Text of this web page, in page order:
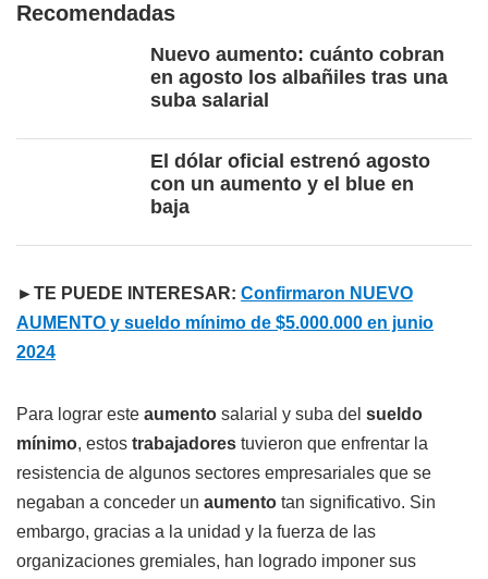
Recomendadas
Nuevo aumento: cuánto cobran
en agosto los albañiles tras una
suba salarial
El dólar oficial estrenó agosto
con un aumento y el blue en
baja
►TE PUEDE INTERESAR: Confirmaron NUEVO
AUMENTO y sueldo mínimo de $5.000.000 en junio
2024
Para lograr este aumento salarial y suba del sueldo
mínimo, estos trabajadores tuvieron que enfrentar la
resistencia de algunos sectores empresariales que se
negaban a conceder un aumento tan significativo. Sin
embargo, gracias a la unidad y la fuerza de las
organizaciones gremiales, han logrado imponer sus